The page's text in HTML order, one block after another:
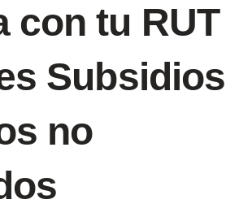
con tu RUT
Subsidios
no